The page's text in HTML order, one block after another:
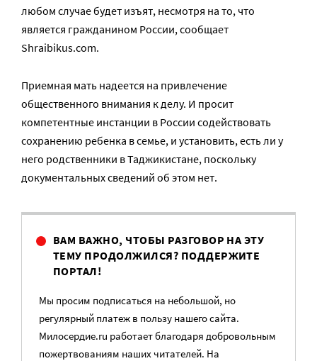
любом случае будет изъят, несмотря на то, что
является гражданином России, сообщает
Shraibikus.com.
Приемная мать надеется на привлечение
общественного внимания к делу. И просит
компетентные инстанции в России содействовать
сохранению ребенка в семье, и установить, есть ли у
него родственники в Таджикистане, поскольку
документальных сведений об этом нет.
ВАМ ВАЖНО, ЧТОБЫ РАЗГОВОР НА ЭТУ
ТЕМУ ПРОДОЛЖИЛСЯ? ПОДДЕРЖИТЕ
ПОРТАЛ!
Мы просим подписаться на небольшой, но
регулярный платеж в пользу нашего сайта.
Милосердие.ru работает благодаря добровольным
пожертвованиям наших читателей. На